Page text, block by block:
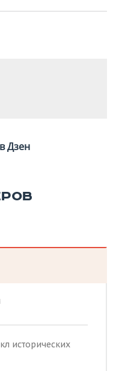
Дзен
исторических